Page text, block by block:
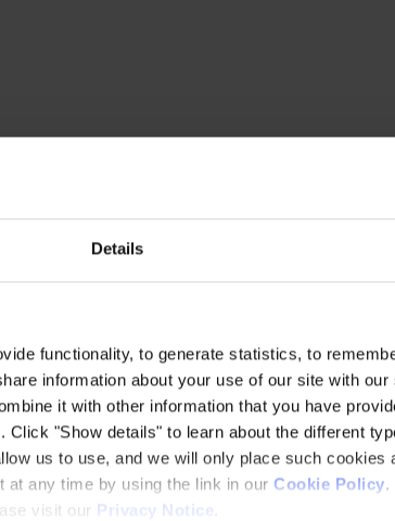
Details
functionality, to generate statistics, to
information about your use of our site with our
it with other information that you have
"Show details" to learn about the different
us to use, and we will only place such cookies
any time by using the link in our Cookie Policy.
visit our Privacy Notice